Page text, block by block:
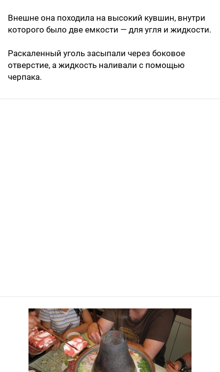
Внешне она походила на высокий кувшин, внутри
которого было две емкости — для угля и жидкости.
Раскаленный уголь засыпали через боковое
отверстие, а жидкость наливали с помощью
черпака.